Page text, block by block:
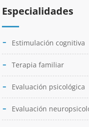
Especialidades
Estimulación cognitiva
Terapia familiar
Evaluación psicológica
Evaluación